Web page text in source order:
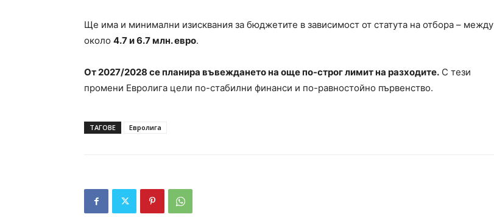
Ще има и минимални изисквания за бюджетите в зависимост от статута на отбора – между
около 4.7 и 6.7 млн.евро.
От2027/2028 се планира въвеждането на още по-строг лимит на разходите. С тези
промени Евролига цели по-стабилни финанси и по-равностойно първенство.
ТАГОВЕ Евролига